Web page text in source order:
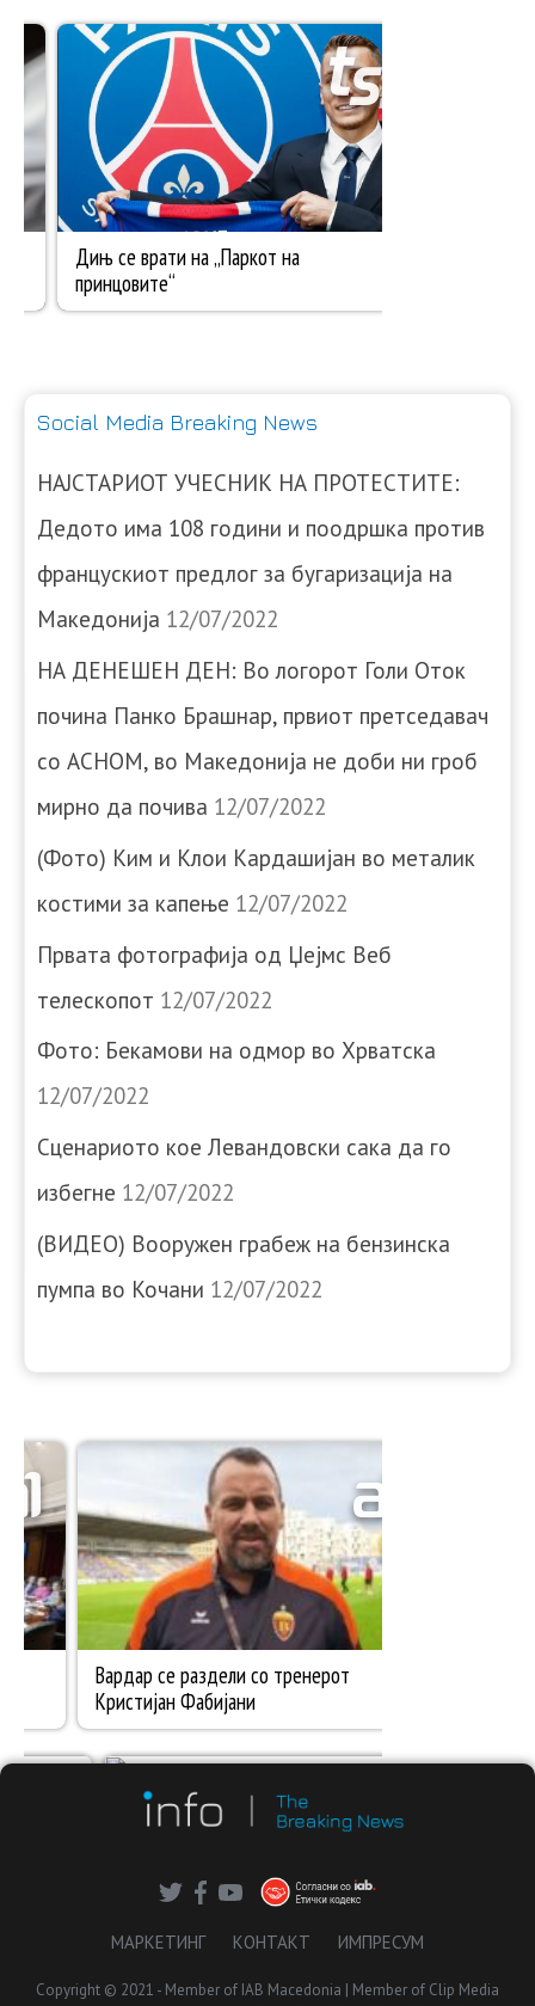
Social Media Breaking News
НАЈСТАРИОТ УЧЕСНИК НА ПРОТЕСТИТЕ:
Дедото има 108 години и поодршка против
францускиот предлог за бугаризација на
Македонија 12/07/2022
НА ДЕНЕШЕН ДЕН: Во логорот Голи Оток
почина Панко Брашнар, првиот претседавач
со АСНОМ, во Македонија не доби ни гроб
мирно да почива 12/07/2022
(Фото) Ким и Клои Кардашијан во металик
костими за капење 12/07/2022
Првата фотографија од Џејмс Веб
телескопот 12/07/2022
Фото: Бекамови на одмор во Хрватска
12/07/2022
Сценариото кое Левандовски сака да го
избегне 12/07/2022
(ВИДЕО) Вооружен грабеж на бензинска
пумпа во Кочани 12/07/2022
МАРКЕТИНГ КОНТАКТ ИМПРЕСУМ
Copyright © 2021 - Member of IAB Macedonia | Member of Clip Media